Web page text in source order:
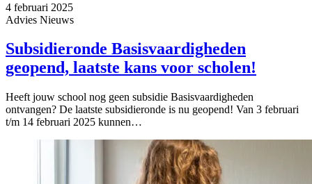
4 februari 2025
Advies Nieuws
Subsidieronde Basisvaardigheden
geopend, laatste kans voor scholen!
Heeft jouw school nog geen subsidie Basisvaardigheden
ontvangen? De laatste subsidieronde is nu geopend! Van 3 februari
t/m 14 februari 2025 kunnen…